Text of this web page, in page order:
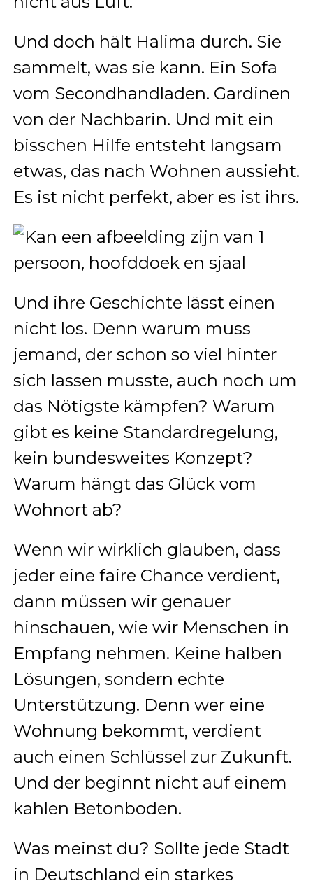
Und doch hält Halima durch. Sie
sammelt, was sie kann. Ein Sofa
vom Secondhandladen. Gardinen
von der Nachbarin. Und mit ein
bisschen Hilfe entsteht langsam
etwas, das nach Wohnen aussieht.
Es ist nicht perfekt, aber es ist ihrs.
Und ihre Geschichte lässt einen
nicht los. Denn warum muss
jemand, der schon so viel hinter
sich lassen musste, auch noch um
das Nötigste kämpfen? Warum
gibt es keine Standardregelung,
kein bundesweites Konzept?
Warum hängt das Glück vom
Wohnort ab?
Wenn wir wirklich glauben, dass
jeder eine faire Chance verdient,
dann müssen wir genauer
hinschauen, wie wir Menschen in
Empfang nehmen. Keine halben
Lösungen, sondern echte
Unterstützung. Denn wer eine
Wohnung bekommt, verdient
auch einen Schlüssel zur Zukunft.
Und der beginnt nicht auf einem
kahlen Betonboden.
Was meinst du? Sollte jede Stadt
in Deutschland ein starkes